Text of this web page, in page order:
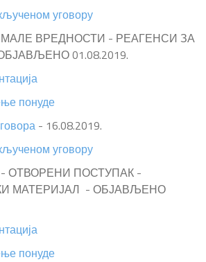
уговору
ВРЕДНОСТИ - РЕАГЕНСИ ЗА
01.08.2019.
понуде
- 16.08.2019.
уговору
ОТВОРЕНИ ПОСТУПАК -
МАТЕРИЈАЛ - ОБЈАВЉЕНО
понуде